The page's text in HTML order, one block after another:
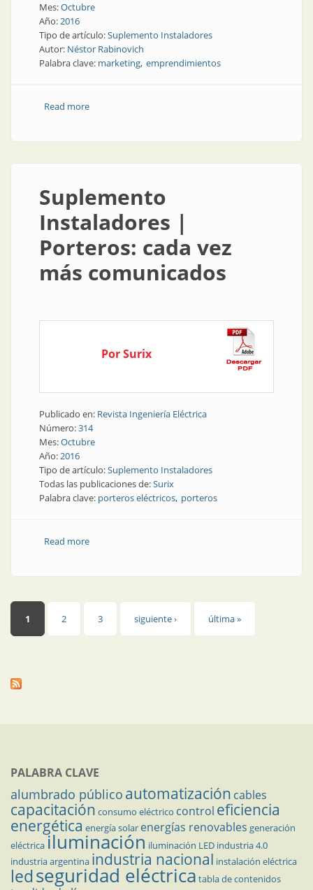
Mes:Octubre
Año:2016
Tipo de artículo:Suplemento Instaladores
Autor: Néstor Rabinovich
Palabra clave: marketing emprendimientos
Read moreabout Suplemento Instaladores | ¡El que mucho
Suplemento
Instaladores |
Porteros: cada vez
más comunicados
Por Surix
Publicado en: Revista Ingeniería Eléctrica
Número:314
Mes:Octubre
Año:2016
Tipo de artículo:Suplemento Instaladores
Todas las publicaciones de:Surix
Palabra clave: porteros eléctricos porteros
Read moreabout Suplemento Instaladores | Porteros: cada vez
Páginas
1 2 3 siguiente › última »
PALABRA CLAVE
alumbrado público automatización cables
capacitación consumo eléctrico control eficiencia
energética energía solar energías renovables generación
eléctricailuminación iluminación LED industria 4.0
industria argentina industria nacional instalación eléctrica
ledseguridad eléctrica tabla de contenidos